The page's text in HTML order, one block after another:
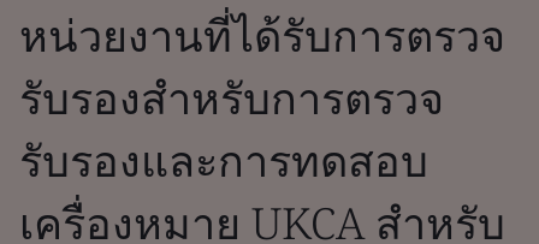
หน่วยงานที่ได้รับการตรวจ
รับรองสำหรับการตรวจ
รับรองและการทดสอบ
เครื่องหมาย UKCA สำหรับ